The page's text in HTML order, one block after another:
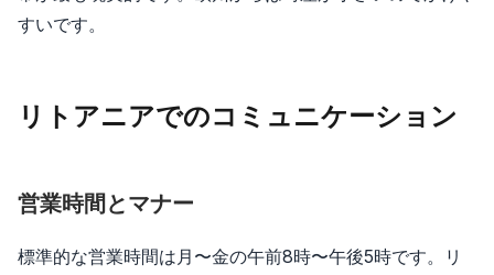
すいです。
リトアニアでのコミュニケーション
営業時間とマナー
標準的な営業時間は月〜金の午前8時〜午後5時です。リ